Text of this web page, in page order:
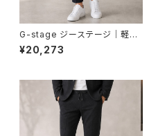
G-stage ジーステージ｜軽量
＆ドライニットジャージパンツ｜
洗濯可能 オンオフ 150523 メ
¥20,273